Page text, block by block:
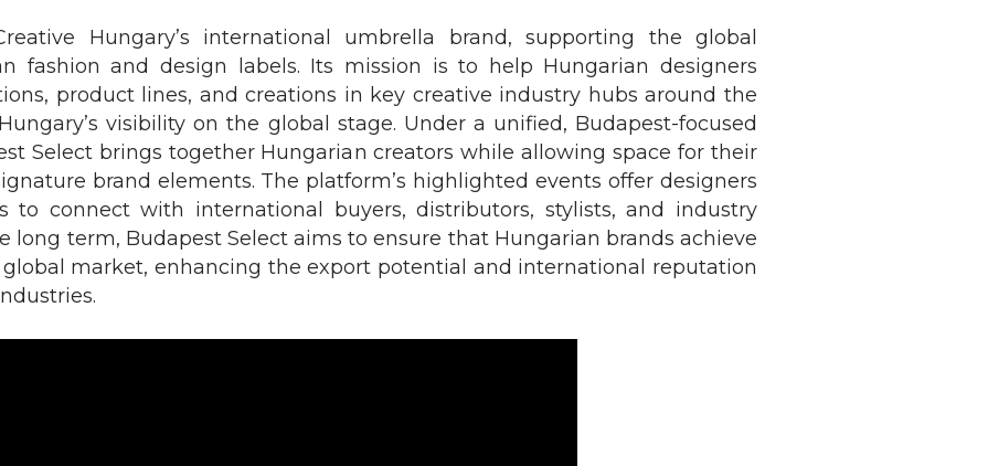
Hungary’s international umbrella brand, supporting the global
fashion and design labels. Its mission is to help Hungarian designers
product lines, and creations in key creative industry hubs around the
visibility on the global stage. Under a unified, Budapest-focused
Select brings together Hungarian creators while allowing space for their
brand elements. The platform’s highlighted events offer designers
to connect with international buyers, distributors, stylists, and industry
long term, Budapest Select aims to ensure that Hungarian brands achieve
market, enhancing the export potential and international reputation